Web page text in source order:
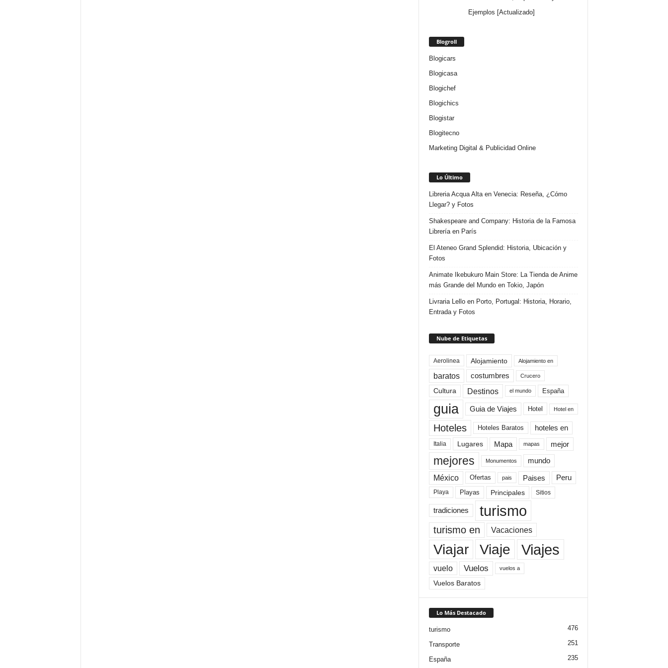
Ejemplos [Actualizado]
Blogroll
Blogicars
Blogicasa
Blogichef
Blogichics
Blogistar
Blogitecno
Marketing Digital & Publicidad Online
Lo Último
Libreria Acqua Alta en Venecia: Reseña, ¿Cómo
Llegar? y Fotos
Shakespeare and Company: Historia de la Famosa
Librería en París
El Ateneo Grand Splendid: Historia, Ubicación y
Fotos
Animate Ikebukuro Main Store: La Tienda de Anime
más Grande del Mundo en Tokio, Japón
Livraria Lello en Porto, Portugal: Historia, Horario,
Entrada y Fotos
Nube de Etiquetas
Aerolinea Alojamiento Alojamiento en
baratos costumbres Crucero
Cultura Destinos el mundo España
guia Guia de Viajes Hotel Hotel en
Hoteles Hoteles Baratos hoteles en
Italia Lugares Mapa mapas mejor
mejores Monumentos mundo
México Ofertas pais Paises Peru
Playa Playas Principales Sitios
tradiciones turismo
turismo en Vacaciones
Viajar Viaje Viajes
vuelo Vuelos vuelos a
Vuelos Baratos
Lo Más Destacado
turismo 476
Transporte 251
España 235